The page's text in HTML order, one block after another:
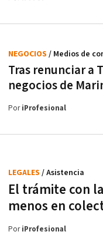
Tras renunciar a
negocios de
NEGOCIOS / Medios de
PoriProfesional
El trámite con
menos en
LEGALES / Asistencia
PoriProfesional